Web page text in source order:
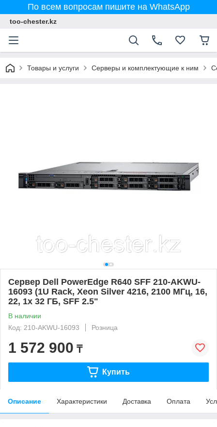
По всем вопросам пишите на WhatsApp
too-chester.kz
Товары и услуги Серверы и комплектующие к ним
Сервер Dell PowerEdge R640 SFF 210-AKWU-
16093 (1U Rack, Xeon Silver 4216, 2100 МГц, 16,
22, 1x 32 ГБ, SFF 2.5"
В наличии
Код: 210-AKWU-16093
Розница
1 572 900 ₸
Купить
Описание Характеристики Доставка Оплата